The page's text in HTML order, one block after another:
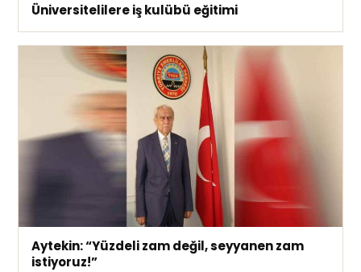
Üniversitelilere iş kulübü eğitimi
Aytekin: “Yüzdeli zam değil, seyyanen zam
istiyoruz!”